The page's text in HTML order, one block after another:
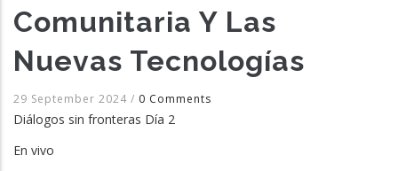
Comunitaria Y Las
Nuevas Tecnologías
29 September 2024 / 0 Comments
Diálogos sin fronteras Día 2
En vivo